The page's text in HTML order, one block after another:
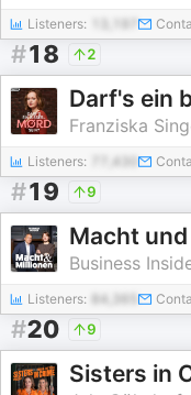
Listeners:
#18 2
Darf's ein
Franziska
Listeners: 77,430
#19 9
Business
Listeners: 84,365
#20 9
Sisters in